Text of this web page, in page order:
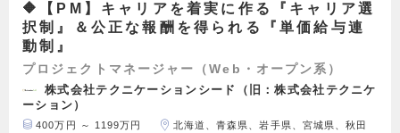
🔶【PM】キャリアを着実に作る『キャリア選
択制』＆公正な報酬を得られる『単価給与連
動制』
プロジェクトマネージャー（Web・オープン系）
株式会社テクニケーションシード（旧：株式会社テクニケ
ーション）
400万円 ～ 1199万円
北海道、青森県、岩手県、宮城県、秋田